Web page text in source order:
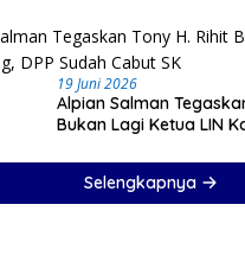
19 Juni 2026
Alpian Salman
Bukan Lagi Ketua LIN
Selengkapnya